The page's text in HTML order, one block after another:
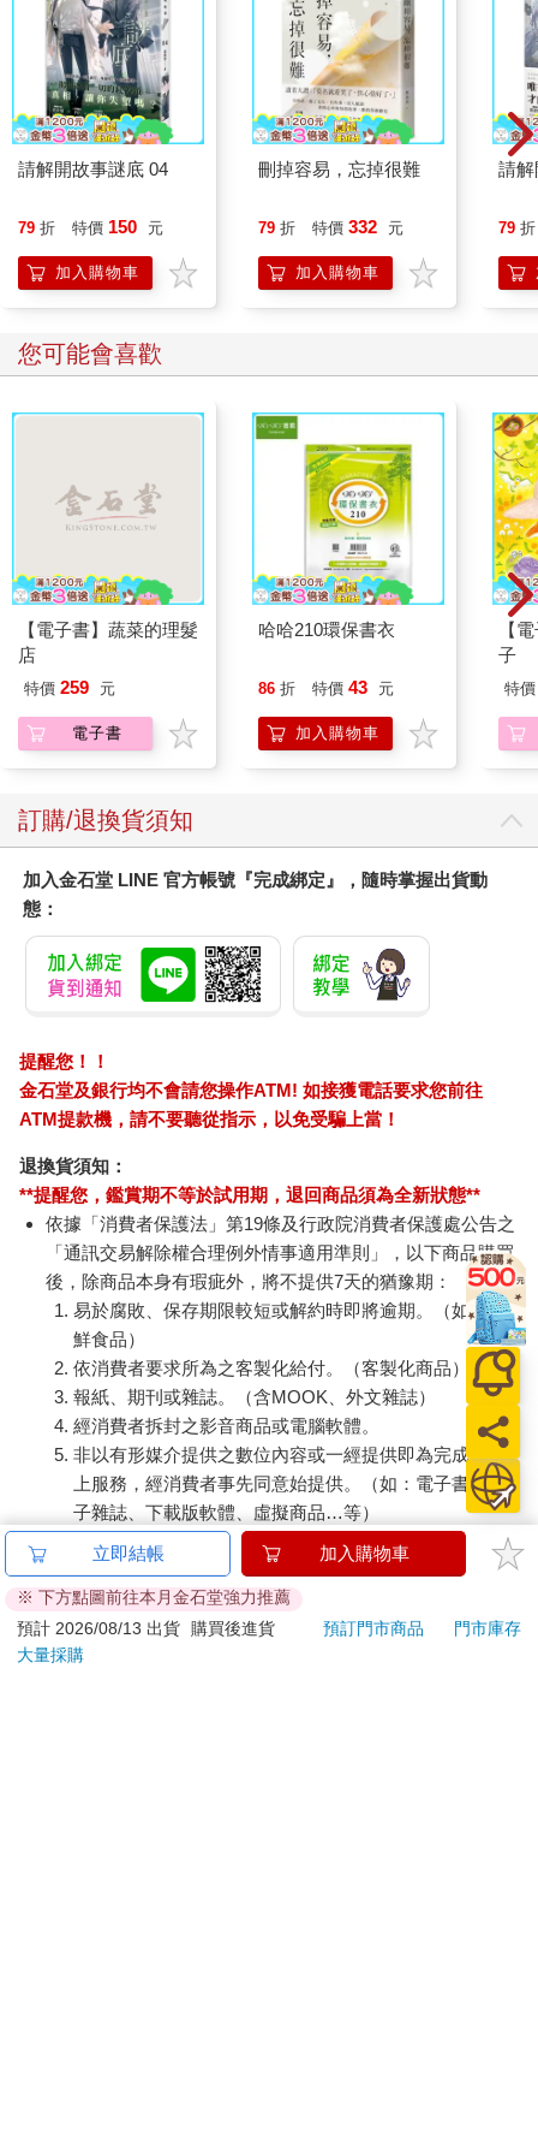
請解開故事謎底 04
79 折 特價 150 元
加入購物車
刪掉容易，忘掉很難
79 折 特價 332 元
加入購物車
請解
79 折
您可能會喜歡
【電子書】蔬菜的理髮
店
特價 259 元
電子書
哈哈210環保書衣
86 折 特價 43 元
加入購物車
【
子
特價
訂購/退換貨須知
加入金石堂 LINE 官方帳號『完成綁定』，隨時掌握出貨動
態：
提醒您！！
金石堂及銀行均不會請您操作ATM! 如接獲電話要求您前往
ATM提款機，請不要聽從指示，以免受騙上當！
退換貨須知：
**提醒您，鑑賞期不等於試用期，退回商品須為全新狀態**
依據「消費者保護法」第19條及行政院消費者保護處公告之
「通訊交易解除權合理例外情事適用準則」，以下商品購買
後，除商品本身有瑕疵外，將不提供7天的猶豫期：
易於腐敗、保存期限較短或解約時即將逾期。（如：生
鮮食品）
依消費者要求所為之客製化給付。（客製化商品）
報紙、期刊或雜誌。（含MOOK、外文雜誌）
經消費者拆封之影音商品或電腦軟體。
非以有形媒介提供之數位內容或一經提供即為完成之線
上服務，經消費者事先同意始提供。（如：電子書、電
子雜誌、下載版軟體、虛擬商品…等）
已拆封之個人衛生用品。（如：內衣褲、刮鬍刀、除毛
若非上列種類商品，均享有到貨7天的猶豫期（含例假
日）。
辦理退換貨時，商品（組合商品恕無法接受單獨退貨）必須
立即結帳 加入購物車
※ 下方點圖前往本月金石堂強力推薦
預計 2026/08/13 出貨
購買後進貨 預訂門市商品
門市庫存
大量採購